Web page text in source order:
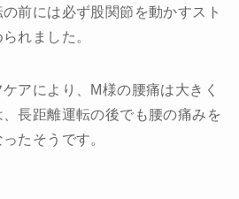
前には必ず股関節を動かすスト
れました。
アにより、M様の腰痛は大きく
長距離運転の後でも腰の痛みを
たそうです。